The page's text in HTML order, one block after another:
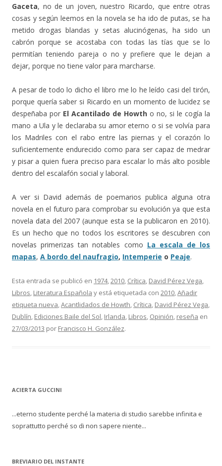
Gaceta, no de un joven, nuestro Ricardo, que entre otras
cosas y según leemos en la novela se ha ido de putas, se ha
metido drogas blandas y setas alucinógenas, ha sido un
cabrón porque se acostaba con todas las tías que se lo
permitían teniendo pareja o no y prefiere que le dejan a
dejar, porque no tiene valor para marcharse.
A pesar de todo lo dicho el libro me lo he leído casi del tirón,
porque quería saber si Ricardo en un momento de lucidez se
despeñaba por El Acantilado de Howth o no, si le cogía la
mano a Ula y le declaraba su amor eterno o si se volvía para
los Madriles con el rabo entre las piernas y el corazón lo
suficientemente endurecido como para ser capaz de medrar
y pisar a quien fuera preciso para escalar lo más alto posible
dentro del escalafón social y laboral.
A ver si David además de poemarios publica alguna otra
novela en el futuro para comprobar su evolución ya que esta
novela data del 2007 (aunque esta se la publicaron en 2010).
Es un hecho que no todos los escritores se descubren con
novelas primerizas tan notables como La escala de los
mapas, A bordo del naufragio, Intemperie o Peaje.
Esta entrada se publicó en 1974,2010, Crítica, David Pérez Vega,
Libros, Literatura Española y está etiquetada con 2010,Añadir
etiqueta nueva,Acantlidados de Howth, Crítica, David Pérez Vega,
Dublín, Ediciones Baile del Sol, Irlanda, Libros, Opinión, reseña en
27/03/2013 por Francisco H. González.
ACIERTA GUCCINI
...eterno studente perché la materia di studio sarebbe infinita e
soprattutto perché so di non sapere niente...
BREVIARIO DEL INSTANTE